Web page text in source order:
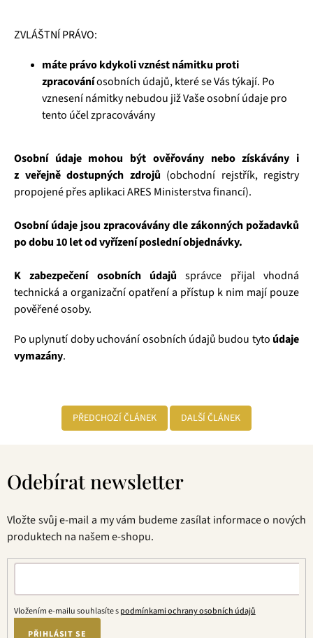
ZVLÁŠTNÍ PRÁVO:
máte právo kdykoli vznést námitku proti
zpracováníosobních údajů, které se Vás týkají. Po
vznesení námitky nebudou již Vaše osobní údaje pro
tento účel zpracovávány
Osobní údaje mohou být ověřovány nebo získávány i
z veřejně dostupných zdrojů (obchodní rejstřík, registry
propojené přes aplikaci ARES Ministerstva financí).
Osobní údaje jsou zpracovávány dle zákonných požadavků
po dobu 10 let od vyřízení poslední objednávky.
K zabezpečení osobních údajů správce přijal vhodná
technická a organizační opatření a přístup k nim mají pouze
pověřené osoby.
Po uplynutí doby uchování osobních údajů budou tyto údaje
vymazány.
PŘEDCHOZÍ ČLÁNEK DALŠÍ ČLÁNEK
Odebírat newsletter
Vložte svůj e-mail a my vám budeme zasílat informace o nových
produktech na našem e-shopu.
Vložením e-mailu souhlasíte spodmínkami ochrany osobních údajů
PŘIHLÁSIT SE